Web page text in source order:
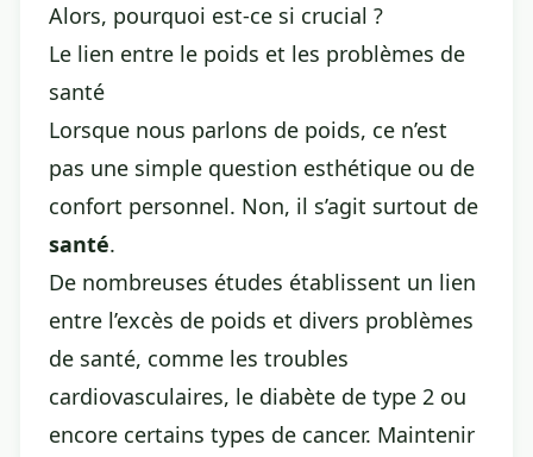
Alors, pourquoi est-ce si crucial ?
Le lien entre le poids et les problèmes de
santé
Lorsque nous parlons de poids, ce n’est
pas une simple question esthétique ou de
confort personnel. Non, il s’agit surtout de
santé.
De nombreuses études établissent un lien
entre l’excès de poids et divers problèmes
de santé, comme les troubles
cardiovasculaires, le diabète de type 2 ou
encore certains types de cancer. Maintenir